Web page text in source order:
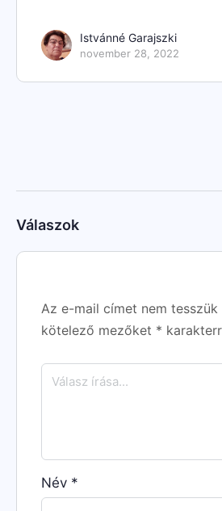
Istvánné Garajszki
november 28, 2022
Válaszok
Az e-mail címet nem tesszük
kötelező mezőket *
Név *